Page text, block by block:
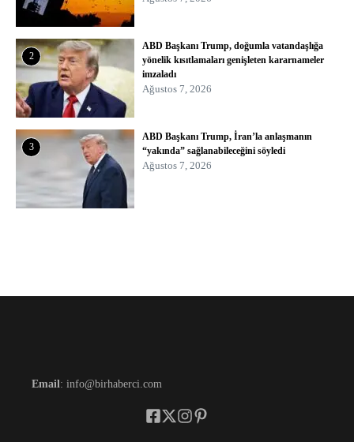
2
ABD Başkanı Trump, doğumla vatandaşlığa
yönelik kısıtlamaları genişleten kararnameler
imzaladı
Ağustos 7, 2026
3
ABD Başkanı Trump, İran’la anlaşmanın
“yakında” sağlanabileceğini söyledi
Ağustos 7, 2026
Email : info@birhaberci.com